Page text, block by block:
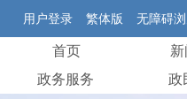
用户登录 繁体版 无障碍
首页
政务服务
政